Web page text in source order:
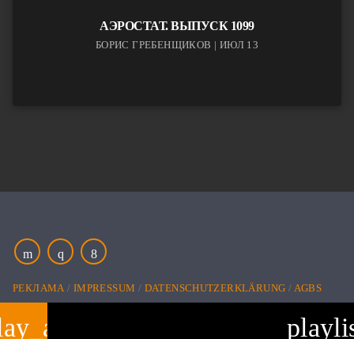
АЭРОСТАТ. ВЫПУСК 1099
БОРИС ГРЕБЕНЩИКОВ | ИЮЛ 13
РЕКЛАМА IMPRESSUM DATENSCHUTZERKLÄRUNG AGBS